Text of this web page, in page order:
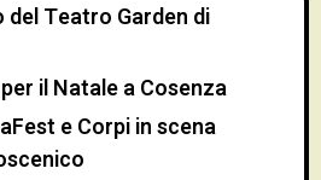
del Teatro Garden di
il Natale a Cosenza
e Corpi in scena